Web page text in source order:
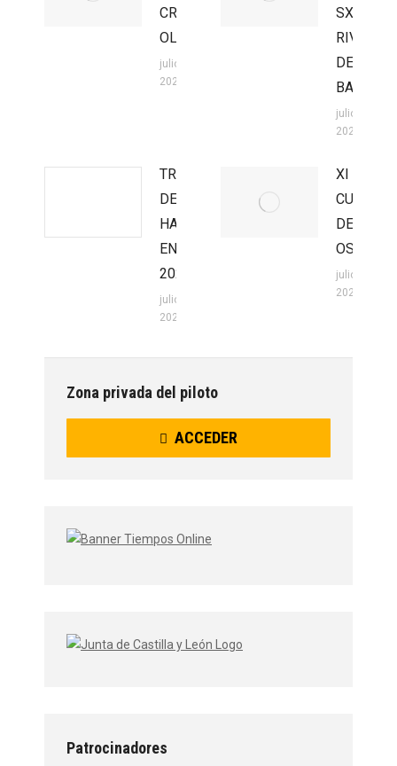
CROSS
OLMEDO
julio 27,
2026
SX
RIVILLA
DE
BARAJAS
julio 27,
2026
TROFEO
DE
HARD
ENDURO
2026
julio 22,
2026
XI
CUEVA
DEL
OSO
julio 20,
2026
Zona privada del piloto
ACCEDER
Patrocinadores